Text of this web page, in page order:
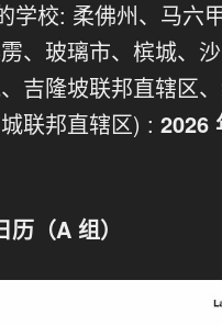
学校: 柔佛州、马六
、玻璃市、槟城、
吉隆坡联邦直辖区
联邦直辖区) : 2026
历（A 组）